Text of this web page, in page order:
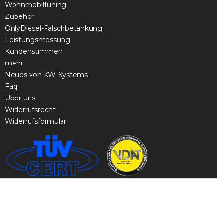
Wohnmobiltuning
Zubehör
OnlyDiesel-Falschbetankung
Leistungsmessung
Kundenstimmen
mehr
Neues von KW-Systems
Faq
Über uns
Widerrufsrecht
Widerrufsformular